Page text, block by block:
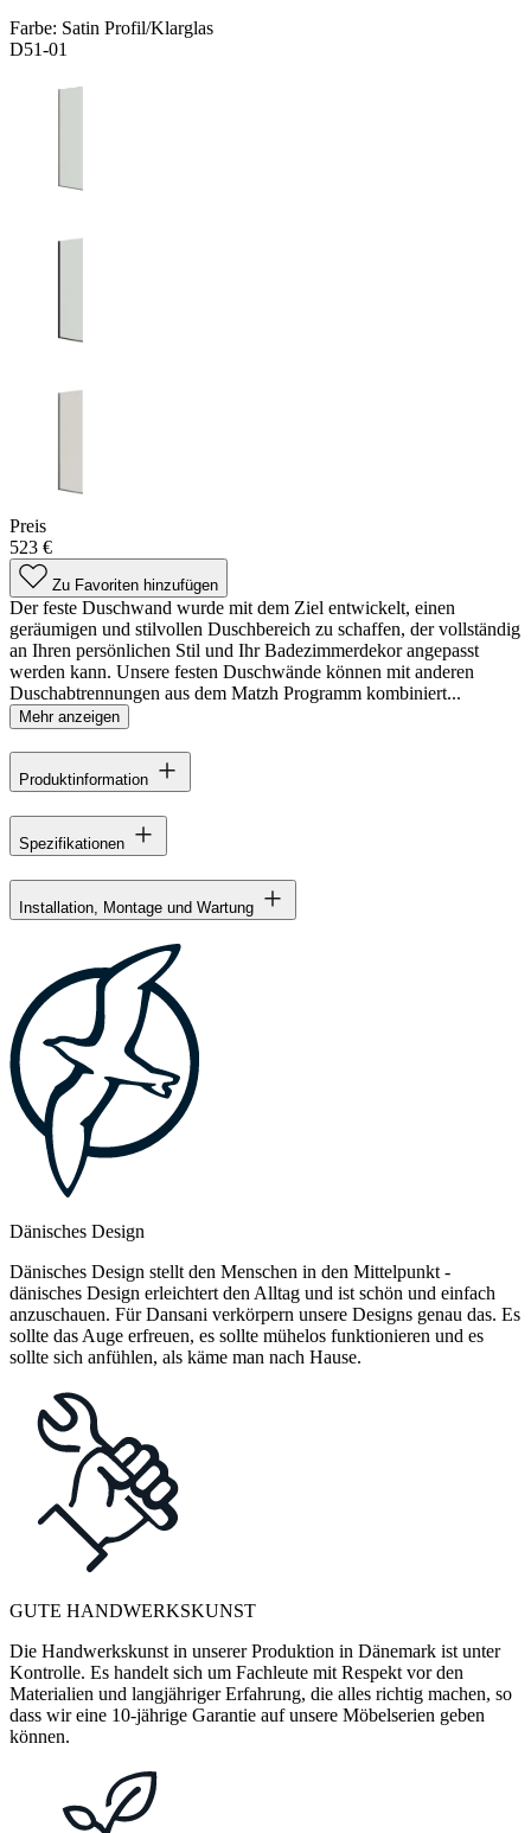
Farbe: Satin Profil/Klarglas
D51-01
Preis
523 €
Zu Favoriten hinzufügen
Der feste Duschwand wurde mit dem Ziel entwickelt, einen
geräumigen und stilvollen Duschbereich zu schaffen, der vollständig
an Ihren persönlichen Stil und Ihr Badezimmerdekor angepasst
werden kann. Unsere festen Duschwände können mit anderen
Duschabtrennungen aus dem Matzh Programm kombiniert...
Mehr anzeigen
Produktinformation
Spezifikationen
Installation, Montage und Wartung
Dänisches Design
Dänisches Design stellt den Menschen in den Mittelpunkt -
dänisches Design erleichtert den Alltag und ist schön und einfach
anzuschauen. Für Dansani verkörpern unsere Designs genau das. Es
sollte das Auge erfreuen, es sollte mühelos funktionieren und es
sollte sich anfühlen, als käme man nach Hause.
GUTE HANDWERKSKUNST
Die Handwerkskunst in unserer Produktion in Dänemark ist unter
Kontrolle. Es handelt sich um Fachleute mit Respekt vor den
Materialien und langjähriger Erfahrung, die alles richtig machen, so
dass wir eine 10-jährige Garantie auf unsere Möbelserien geben
können.